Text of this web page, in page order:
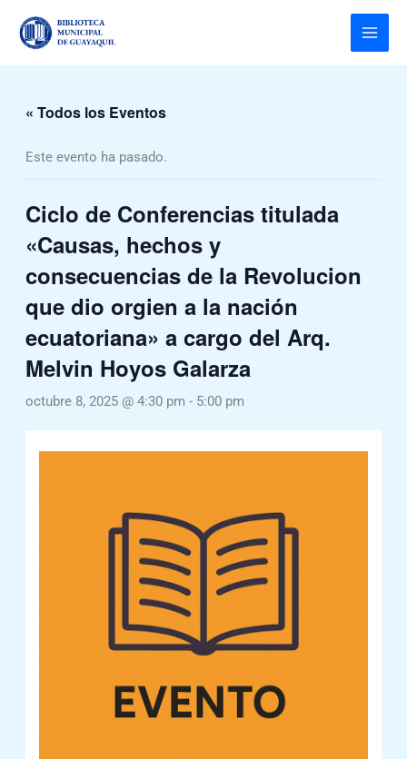
contenido
« Todos los Eventos
Este evento ha pasado.
Ciclo de Conferencias titulada
«Causas, hechos y
consecuencias de la Revolucion
que dio orgien a la nación
ecuatoriana» a cargo del Arq.
Melvin Hoyos Galarza
octubre 8, 2025 @ 4:30 pm - 5:00 pm